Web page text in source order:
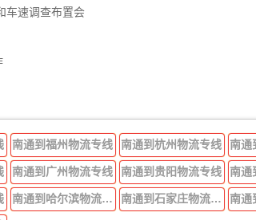
车速调查布置会
南通到福州物流专线 南通到杭州物流专线 南通
南通到广州物流专线 南通到贵阳物流专线 南通
南通到哈尔滨物流专线 南通到石家庄物流专线 南通